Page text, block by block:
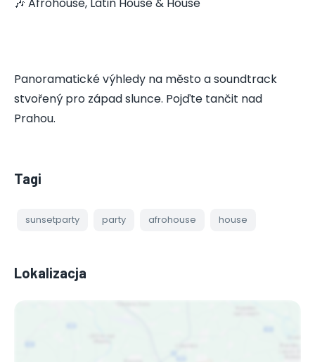
Panoramatické výhledy na město a soundtrack
stvořený pro západ slunce. Pojďte tančit nad
Prahou.
Tagi
sunsetparty party afrohouse house
Lokalizacja